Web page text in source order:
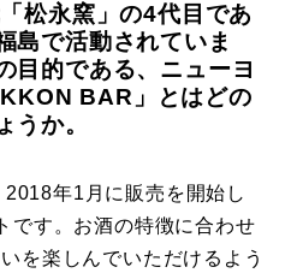
松永窯」の4代目であ
島で活動されていま
目的である、ニューヨ
BAR」とはどの
うか。
2018年1月に販売を開始し
です。お酒の特徴に合わせ
を楽しんでいただけるよう